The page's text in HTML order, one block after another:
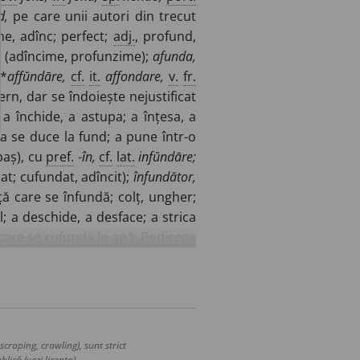
pe care unii autori din trecut
adînc; perfect; adj., profund,
(adîncime, profunzime); afunda,
*affŭndāre, cf. it. affondare, v. fr.
dar se îndoiește nejustificat
închide, a astupa; a înțesa, a
se duce la fund; a pune într-o
cu pref. -în, cf. lat. infŭndāre;
cufundat, adîncit);înfundător,
care se înfundă; colț, ungher;
deschide, a desface; a strica
se cufundă în apă: Podiceps
lapte; fundurie,
crawling), sunt strict